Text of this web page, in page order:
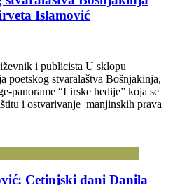
Islamović
i publicista U sklopu
poetskog stvaralaštva Bošnjakinja,
panorame “Lirske hedije” koja se
i ostvarivanje manjinskih prava
Cetinjski dani Danila